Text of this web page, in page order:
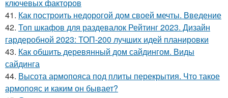
ключевых факторов
41. Как построить недорогой дом своей мечты. Введение
42. Топ шкафов для раздевалок Рейтинг 2023. Дизайн
гардеробной 2023: ТОП-200 лучших идей планировки
43. Как обшить деревянный дом сайдингом. Виды
сайдинга
44. Высота армопояса под плиты перекрытия. Что такое
армопояс и каким он бывает?